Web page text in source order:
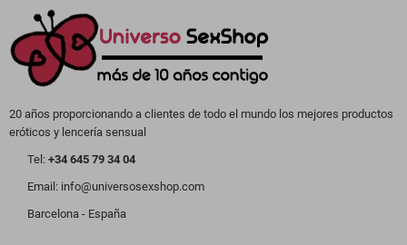
20 años proporcionando a clientes de todo el mundo los mejores productos
eróticos y lencería sensual
Tel: +34 645 79 34 04
Email: info@universosexshop.com
Barcelona - España